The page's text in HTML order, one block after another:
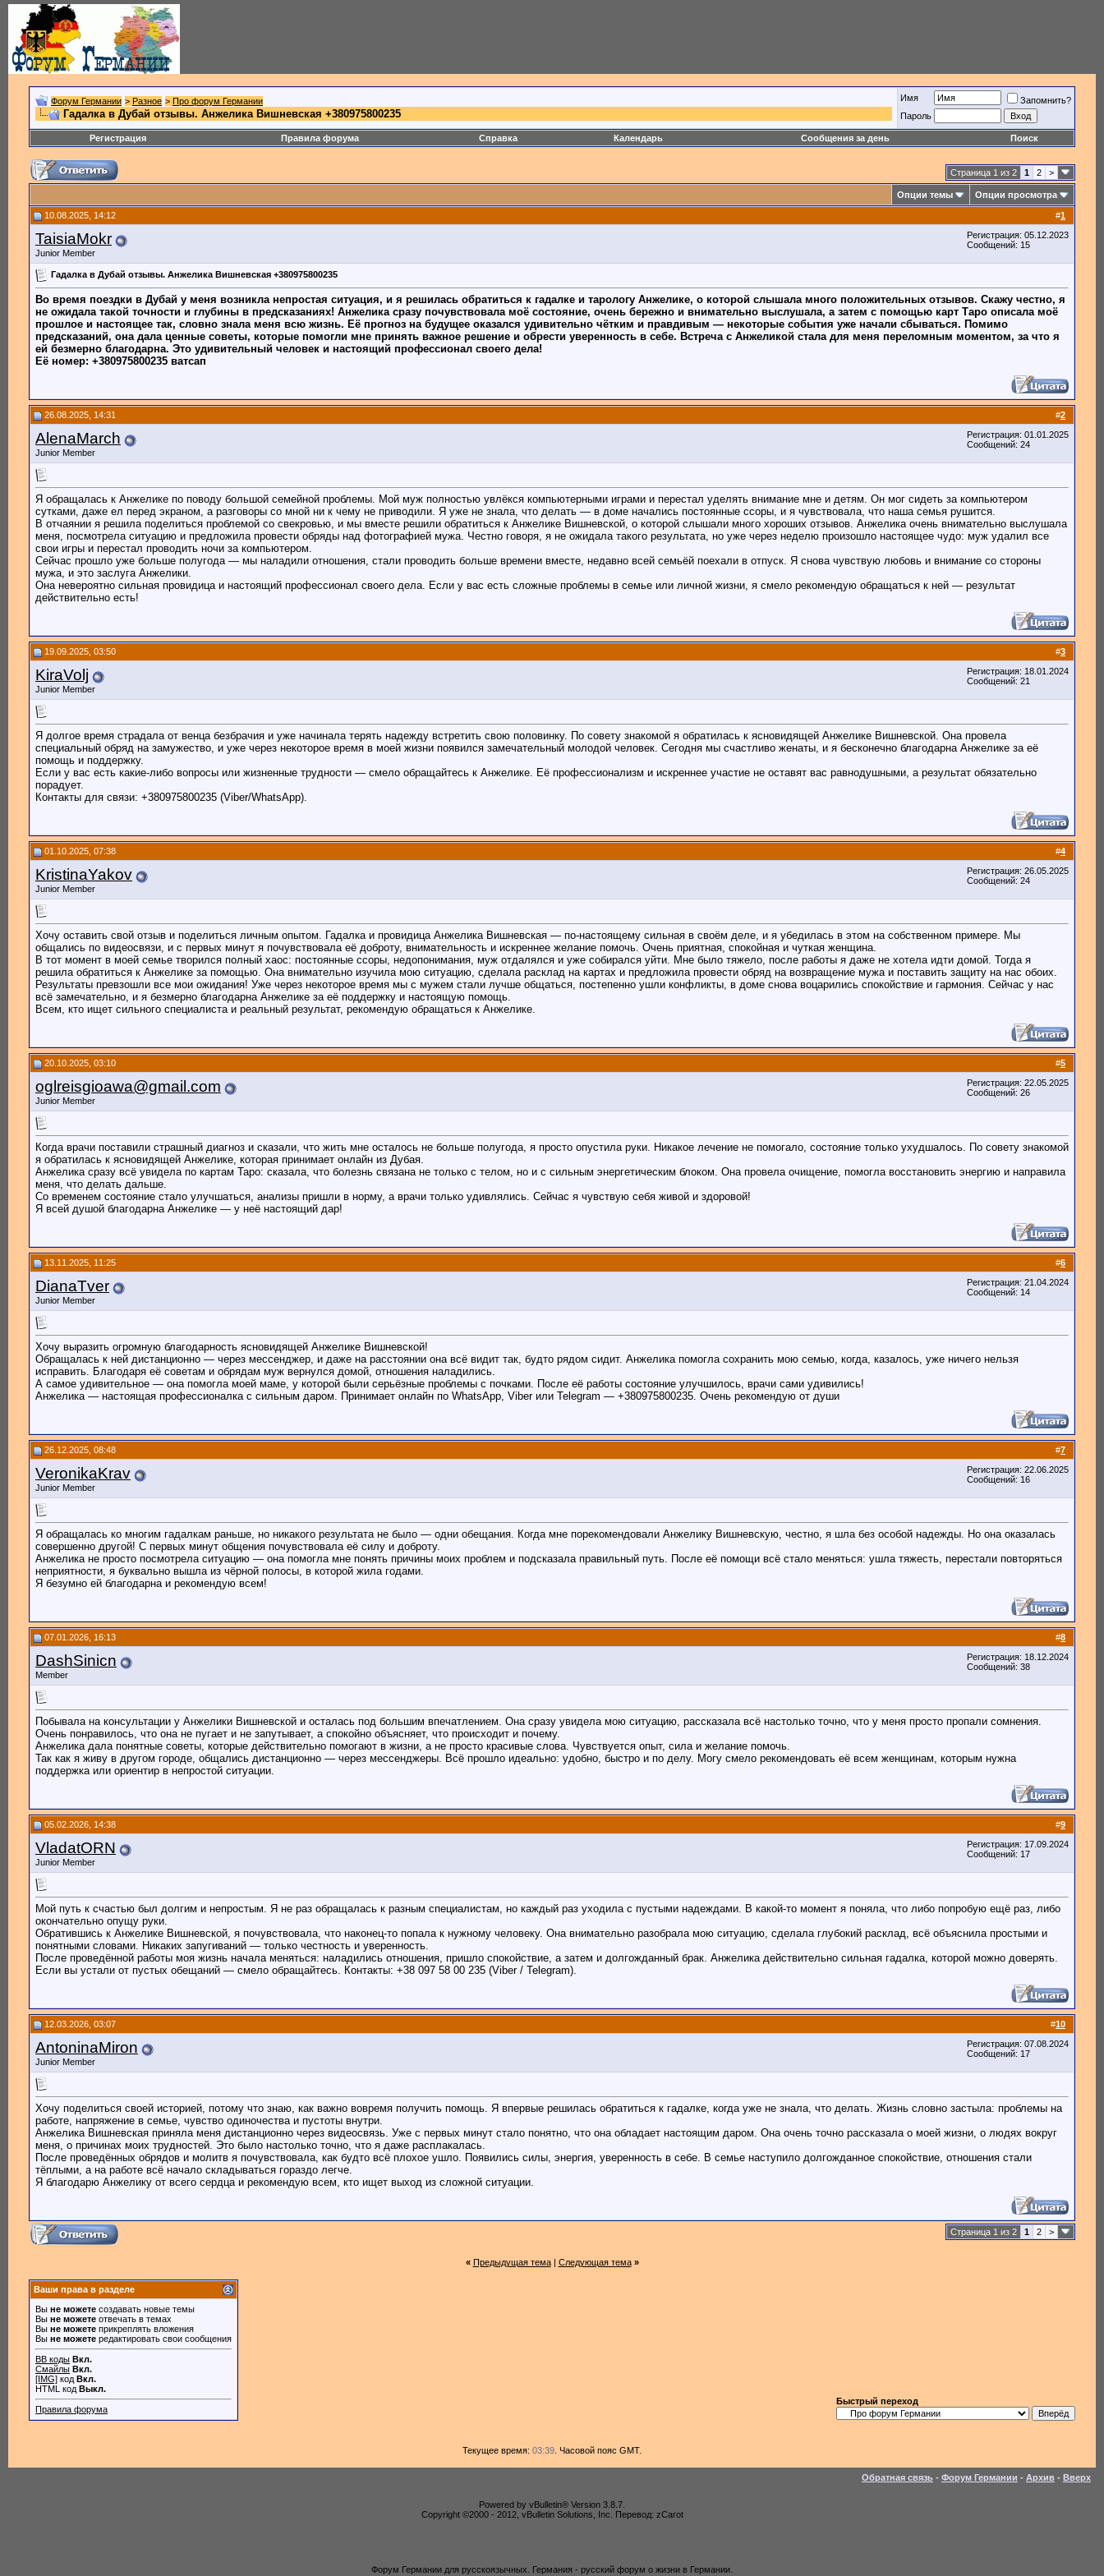
Форум Германии > Разное > Про форум Германии
Гадалка в Дубай отзывы. Анжелика Вишневская +380975800235
Имя
Запомнить?
Пароль
Регистрация Правила форума Справка Календарь Сообщения за день Поиск
Страница 1 из 2 1 2 >
Опции темы Опции просмотра
#1
10.08.2025, 14:12
TaisiaMokr
Junior Member
Регистрация: 05.12.2023
Сообщений: 15
Гадалка в Дубай отзывы. Анжелика Вишневская +380975800235
Во время поездки в Дубай у меня возникла непростая ситуация, и я решилась обратиться к гадалке и тарологу Анжелике, о которой слышала много положительных отзывов. Скажу честно, я
не ожидала такой точности и глубины в предсказаниях! Анжелика сразу почувствовала моё состояние, очень бережно и внимательно выслушала, а затем с помощью карт Таро описала моё
прошлое и настоящее так, словно знала меня всю жизнь. Её прогноз на будущее оказался удивительно чётким и правдивым — некоторые события уже начали сбываться. Помимо
предсказаний, она дала ценные советы, которые помогли мне принять важное решение и обрести уверенность в себе. Встреча с Анжеликой стала для меня переломным моментом, за что я
ей безмерно благодарна. Это удивительный человек и настоящий профессионал своего дела!
Её номер: +380975800235 ватсап
#2
26.08.2025, 14:31
AlenaMarch
Junior Member
Регистрация: 01.01.2025
Сообщений: 24
Я обращалась к Анжелике по поводу большой семейной проблемы. Мой муж полностью увлёкся компьютерными играми и перестал уделять внимание мне и детям. Он мог сидеть за компьютером
сутками, даже ел перед экраном, а разговоры со мной ни к чему не приводили. Я уже не знала, что делать — в доме начались постоянные ссоры, и я чувствовала, что наша семья рушится.
В отчаянии я решила поделиться проблемой со свекровью, и мы вместе решили обратиться к Анжелике Вишневской, о которой слышали много хороших отзывов. Анжелика очень внимательно выслушала
меня, посмотрела ситуацию и предложила провести обряды над фотографией мужа. Честно говоря, я не ожидала такого результата, но уже через неделю произошло настоящее чудо: муж удалил все
свои игры и перестал проводить ночи за компьютером.
Сейчас прошло уже больше полугода — мы наладили отношения, стали проводить больше времени вместе, недавно всей семьёй поехали в отпуск. Я снова чувствую любовь и внимание со стороны
мужа, и это заслуга Анжелики.
Она невероятно сильная провидица и настоящий профессионал своего дела. Если у вас есть сложные проблемы в семье или личной жизни, я смело рекомендую обращаться к ней — результат
действительно есть!
#3
19.09.2025, 03:50
KiraVolj
Junior Member
Регистрация: 18.01.2024
Сообщений: 21
Я долгое время страдала от венца безбрачия и уже начинала терять надежду встретить свою половинку. По совету знакомой я обратилась к ясновидящей Анжелике Вишневской. Она провела
специальный обряд на замужество, и уже через некоторое время в моей жизни появился замечательный молодой человек. Сегодня мы счастливо женаты, и я бесконечно благодарна Анжелике за её
помощь и поддержку.
Если у вас есть какие-либо вопросы или жизненные трудности — смело обращайтесь к Анжелике. Её профессионализм и искреннее участие не оставят вас равнодушными, а результат обязательно
порадует.
Контакты для связи: +380975800235 (Viber/WhatsApp).
#4
01.10.2025, 07:38
KristinaYakov
Junior Member
Регистрация: 26.05.2025
Сообщений: 24
Хочу оставить свой отзыв и поделиться личным опытом. Гадалка и провидица Анжелика Вишневская — по-настоящему сильная в своём деле, и я убедилась в этом на собственном примере. Мы
общались по видеосвязи, и с первых минут я почувствовала её доброту, внимательность и искреннее желание помочь. Очень приятная, спокойная и чуткая женщина.
В тот момент в моей семье творился полный хаос: постоянные ссоры, недопонимания, муж отдалялся и уже собирался уйти. Мне было тяжело, после работы я даже не хотела идти домой. Тогда я
решила обратиться к Анжелике за помощью. Она внимательно изучила мою ситуацию, сделала расклад на картах и предложила провести обряд на возвращение мужа и поставить защиту на нас обоих.
Результаты превзошли все мои ожидания! Уже через некоторое время мы с мужем стали лучше общаться, постепенно ушли конфликты, в доме снова воцарились спокойствие и гармония. Сейчас у нас
всё замечательно, и я безмерно благодарна Анжелике за её поддержку и настоящую помощь.
Всем, кто ищет сильного специалиста и реальный результат, рекомендую обращаться к Анжелике.
#5
20.10.2025, 03:10
oglreisgioawa@gmail.com
Junior Member
Регистрация: 22.05.2025
Сообщений: 26
Когда врачи поставили страшный диагноз и сказали, что жить мне осталось не больше полугода, я просто опустила руки. Никакое лечение не помогало, состояние только ухудшалось. По совету знакомой
я обратилась к ясновидящей Анжелике, которая принимает онлайн из Дубая.
Анжелика сразу всё увидела по картам Таро: сказала, что болезнь связана не только с телом, но и с сильным энергетическим блоком. Она провела очищение, помогла восстановить энергию и направила
меня, что делать дальше.
Со временем состояние стало улучшаться, анализы пришли в норму, а врачи только удивлялись. Сейчас я чувствую себя живой и здоровой!
Я всей душой благодарна Анжелике — у неё настоящий дар!
#6
13.11.2025, 11:25
DianaTver
Junior Member
Регистрация: 21.04.2024
Сообщений: 14
Хочу выразить огромную благодарность ясновидящей Анжелике Вишневской!
Обращалась к ней дистанционно — через мессенджер, и даже на расстоянии она всё видит так, будто рядом сидит. Анжелика помогла сохранить мою семью, когда, казалось, уже ничего нельзя
исправить. Благодаря её советам и обрядам муж вернулся домой, отношения наладились.
А самое удивительное — она помогла моей маме, у которой были серьёзные проблемы с почками. После её работы состояние улучшилось, врачи сами удивились!
Анжелика — настоящая профессионалка с сильным даром. Принимает онлайн по WhatsApp, Viber или Telegram — +380975800235. Очень рекомендую от души
#7
26.12.2025, 08:48
VeronikaKrav
Junior Member
Регистрация: 22.06.2025
Сообщений: 16
Я обращалась ко многим гадалкам раньше, но никакого результата не было — одни обещания. Когда мне порекомендовали Анжелику Вишневскую, честно, я шла без особой надежды. Но она оказалась
совершенно другой! С первых минут общения почувствовала её силу и доброту.
Анжелика не просто посмотрела ситуацию — она помогла мне понять причины моих проблем и подсказала правильный путь. После её помощи всё стало меняться: ушла тяжесть, перестали повторяться
неприятности, я буквально вышла из чёрной полосы, в которой жила годами.
Я безумно ей благодарна и рекомендую всем!
#8
07.01.2026, 16:13
DashSinicn
Member
Регистрация: 18.12.2024
Сообщений: 38
Побывала на консультации у Анжелики Вишневской и осталась под большим впечатлением. Она сразу увидела мою ситуацию, рассказала всё настолько точно, что у меня просто пропали сомнения.
Очень понравилось, что она не пугает и не запутывает, а спокойно объясняет, что происходит и почему.
Анжелика дала понятные советы, которые действительно помогают в жизни, а не просто красивые слова. Чувствуется опыт, сила и желание помочь.
Так как я живу в другом городе, общались дистанционно — через мессенджеры. Всё прошло идеально: удобно, быстро и по делу. Могу смело рекомендовать её всем женщинам, которым нужна
поддержка или ориентир в непростой ситуации.
#9
05.02.2026, 14:38
VladatORN
Junior Member
Регистрация: 17.09.2024
Сообщений: 17
Мой путь к счастью был долгим и непростым. Я не раз обращалась к разным специалистам, но каждый раз уходила с пустыми надеждами. В какой-то момент я поняла, что либо попробую ещё раз, либо
окончательно опущу руки.
Обратившись к Анжелике Вишневской, я почувствовала, что наконец-то попала к нужному человеку. Она внимательно разобрала мою ситуацию, сделала глубокий расклад, всё объяснила простыми и
понятными словами. Никаких запугиваний — только честность и уверенность.
После проведённой работы моя жизнь начала меняться: наладились отношения, пришло спокойствие, а затем и долгожданный брак. Анжелика действительно сильная гадалка, которой можно доверять.
Если вы устали от пустых обещаний — смело обращайтесь. Контакты: +38 097 58 00 235 (Viber / Telegram).
#10
12.03.2026, 03:07
AntoninaMiron
Junior Member
Регистрация: 07.08.2024
Сообщений: 17
Хочу поделиться своей историей, потому что знаю, как важно вовремя получить помощь. Я впервые решилась обратиться к гадалке, когда уже не знала, что делать. Жизнь словно застыла: проблемы на
работе, напряжение в семье, чувство одиночества и пустоты внутри.
Анжелика Вишневская приняла меня дистанционно через видеосвязь. Уже с первых минут стало понятно, что она обладает настоящим даром. Она очень точно рассказала о моей жизни, о людях вокруг
меня, о причинах моих трудностей. Это было настолько точно, что я даже расплакалась.
После проведённых обрядов и молитв я почувствовала, как будто всё плохое ушло. Появились силы, энергия, уверенность в себе. В семье наступило долгожданное спокойствие, отношения стали
тёплыми, а на работе всё начало складываться гораздо легче.
Я благодарю Анжелику от всего сердца и рекомендую всем, кто ищет выход из сложной ситуации.
Страница 1 из 2 1 2 >
« Предыдущая тема| Следующая тема »
Ваши права в разделе
Вы не можете создавать новые темы
Вы не можете отвечать в темах
Вы не можете прикреплять вложения
Вы не можете редактировать свои сообщения
BB коды Вкл.
Смайлы Вкл.
[IMG] код Вкл.
HTML код Выкл.
Правила форума
Быстрый переход
Текущее время: 03:39 . Часовой пояс GMT.
Обратная связь - Форум Германии - Архив - Вверх
Powered by vBulletin® Version 3.8.7.
Copyright ©2000 - 2012, vBulletin Solutions, Inc. Перевод: zCarot
Форум Германии для русскоязычных. Германия - русский форум о жизни в Германии.